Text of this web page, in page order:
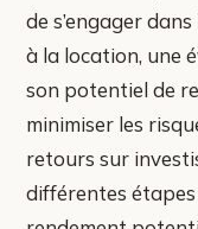
de s’engager
à la location, une
son potentiel de
minimiser les
retours sur
différentes